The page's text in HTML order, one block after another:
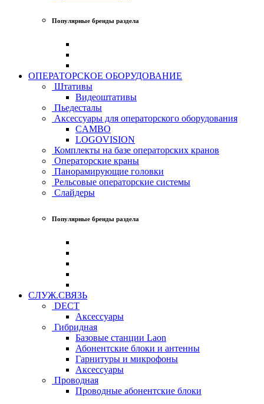
Популярные бренды раздела
ОПЕРАТОРСКОЕ ОБОРУДОВАНИЕ
Штативы
Видеоштативы
Пьедесталы
Аксессуары для операторского оборудования
CAMBO
LOGOVISION
Комплекты на базе операторских кранов
Операторские краны
Панорамирующие головки
Рельсовые операторские системы
Слайдеры
Популярные бренды раздела
СЛУЖ.СВЯЗЬ
DECT
Аксессуары
Гибридная
Базовые станции Laon
Абонентские блоки и антенны
Гарнитуры и микрофоны
Аксессуары
Проводная
Проводные абонентские блоки